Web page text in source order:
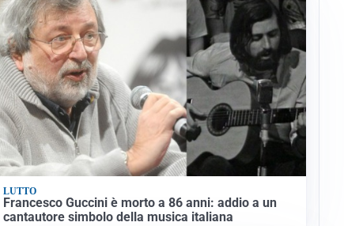
LUTTO
Francesco Guccini è morto a 86 anni: addio a un
cantautore simbolo della musica italiana